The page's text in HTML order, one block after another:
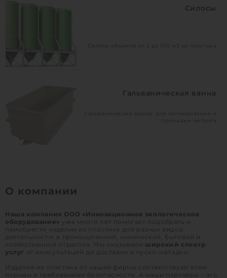
Силосы
Силосы объемом от 2 до 100 м3 из пластика
Гальваническая ванна
Гальванические ванны для хромирования и
промывки металла
О компании
Наша компания ООО «Инновационное экологическое
оборудование» уже много лет помогает подобрать и
приобрести изделия из пластика для разных видов
деятельности: в промышленной, химической, бытовой и
хозяйственной отраслях. Мы оказываем широкий спектр
услуг от консультаций до доставки и пуско-наладки.
Изделия из пластика от нашей фирмы соответствуют всем
нормам и требованиям безопасности. А наши партнеры – это